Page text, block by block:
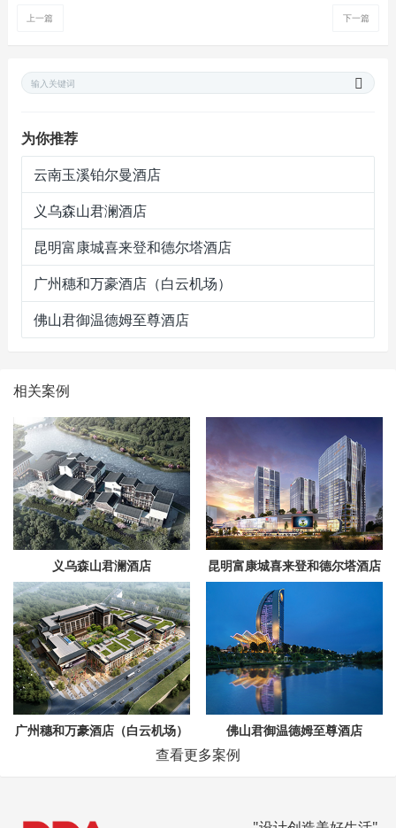
上一篇 下一篇
为你推荐
云南玉溪铂尔曼酒店
义乌森山君澜酒店
昆明富康城喜来登和德尔塔酒店
广州穗和万豪酒店（白云机场）
佛山君御温德姆至尊酒店
相关案例
义乌森山君澜酒店 昆明富康城喜来登和德尔塔酒店
广州穗和万豪酒店（白云机场） 佛山君御温德姆至尊酒店
查看更多案例